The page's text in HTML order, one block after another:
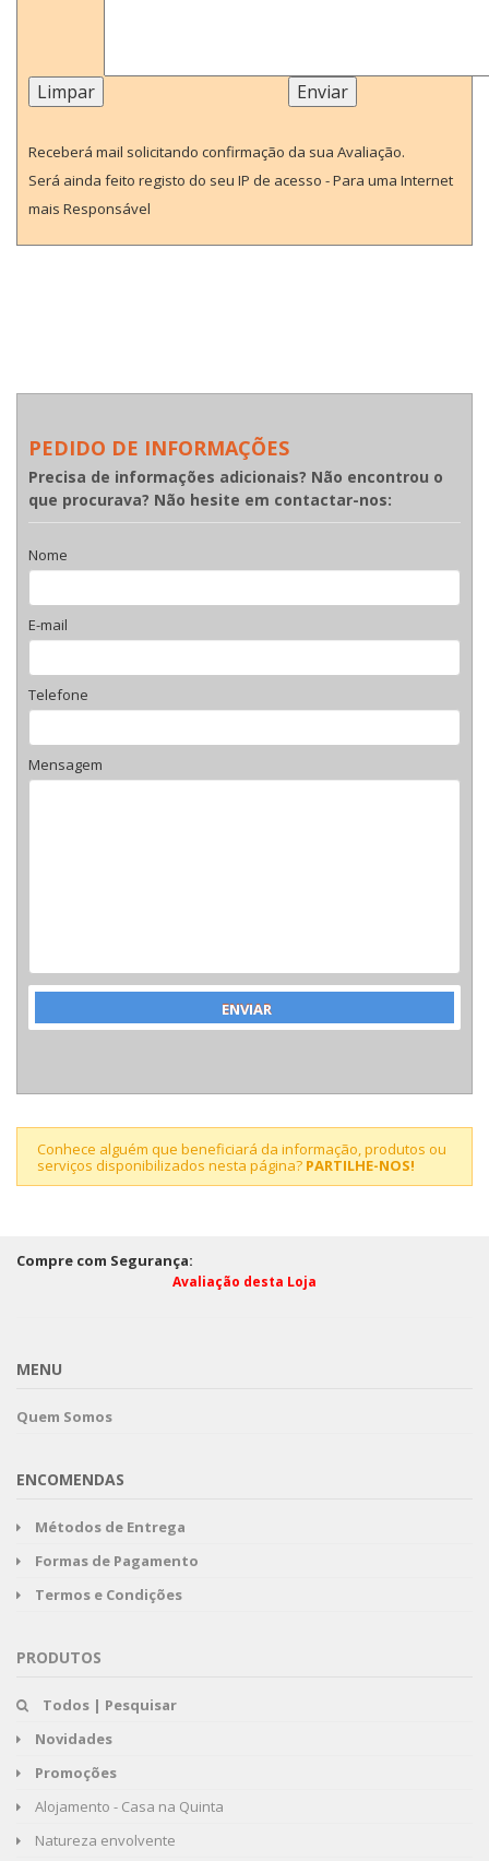
Receberá mail solicitando confirmação da sua Avaliação.
Será ainda feito registo do seu IP de acesso - Para uma Internet
mais Responsável
PEDIDO DE INFORMAÇÕES
Precisa de informações adicionais? Não encontrou o
que procurava? Não hesite em contactar-nos:
Nome
E-mail
Telefone
Mensagem
Conhece alguém que beneficiará da informação, produtos ou
serviços disponibilizados nesta página? PARTILHE-NOS!
Compre com Segurança:
Avaliação desta Loja
MENU
Quem Somos
ENCOMENDAS
Métodos de Entrega
Formas de Pagamento
Termos e Condições
PRODUTOS
Todos | Pesquisar
Novidades
Promoções
Alojamento - Casa na Quinta
Natureza envolvente